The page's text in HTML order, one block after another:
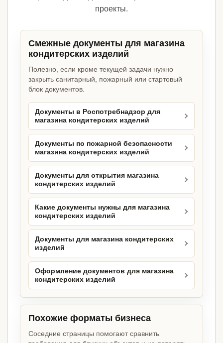
проекты.
Смежные документы для магазина
кондитерских изделий
Полезно, если кроме текущей задачи нужно
закрыть санитарный, пожарный или стартовый
блок документов.
Документы в Роспотребнадзор для
магазина кондитерских изделий
Документы по пожарной безопасности
магазина кондитерских изделий
Документы для открытия магазина
кондитерских изделий
Какие документы нужны для магазина
кондитерских изделий
Документы для магазина кондитерских
изделий
Оформление документов для магазина
кондитерских изделий
Похожие форматы бизнеса
Соседние страницы помогают сравнить